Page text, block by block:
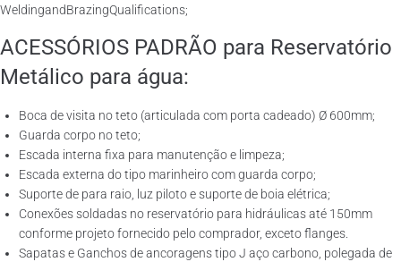
WeldingandBrazingQualifications;
ACESSÓRIOS PADRÃO para Reservatório
Metálico para água:
Boca de visita no teto (articulada com porta cadeado) Ø 600mm;
Guarda corpo no teto;
Escada interna fixa para manutenção e limpeza;
Escada externa do tipo marinheiro com guarda corpo;
Suporte de para raio, luz piloto e suporte de boia elétrica;
Conexões soldadas no reservatório para hidráulicas até 150mm
conforme projeto fornecido pelo comprador, exceto flanges.
Sapatas e Ganchos de ancoragens tipo J aço carbono, polegada de